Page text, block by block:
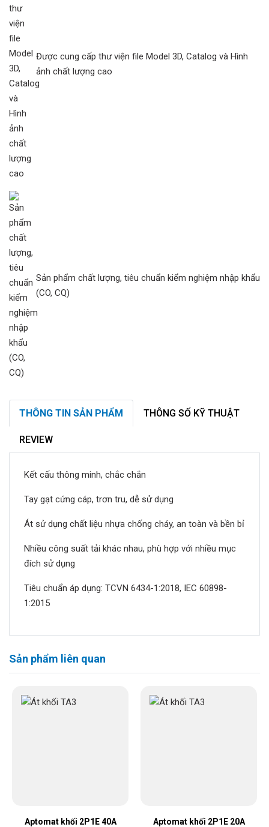
Được cung cấp thư viện file Model 3D, Catalog và Hình
ảnh chất lượng cao
Sản phẩm chất lượng, tiêu chuẩn kiểm nghiệm nhập khẩu
(CO, CQ)
THÔNG TIN SẢN PHẨM THÔNG SỐ KỸ THUẬT
REVIEW
Kết cấu thông minh, chắc chắn
Tay gạt cứng cáp, trơn tru, dễ sử dụng
Át sử dụng chất liệu nhựa chống cháy, an toàn và bền bỉ
Nhiều công suất tải khác nhau, phù hợp với nhiều mục
đích sử dụng
Tiêu chuẩn áp dụng: TCVN 6434-1:2018, IEC 60898-
1:2015
Sản phẩm liên quan
Aptomat khối 2P1E 40A Aptomat khối 2P1E 20A